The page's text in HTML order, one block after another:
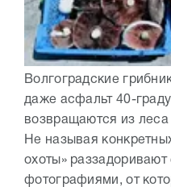
Волгоградские
даже асфальт 40-
возвращаются из
Не называя
охоты»
фотографиями, от